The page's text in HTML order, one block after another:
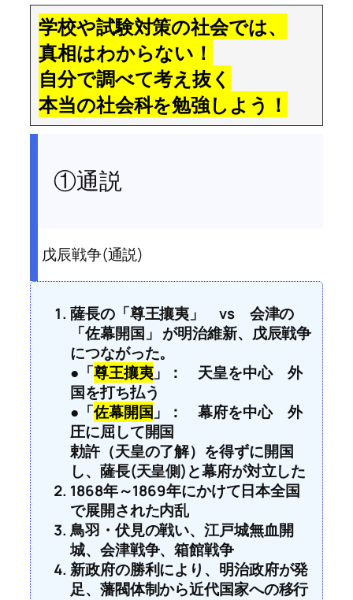
学校や試験対策の社会では、
真相はわからない！
自分で調べて考え抜く
本当の社会科を勉強しよう！
①通説
戊辰戦争(通説)
薩長の「尊王攘夷」 vs 会津の
「佐幕開国」 が明治維新、戊辰戦争
につながった。
●「尊王攘夷」： 天皇を中心 外
国を打ち払う
●「佐幕開国 」： 幕府を中心 外
圧に屈して開国
勅許（天皇の了解）を得ずに開国
し、薩長(天皇側)と幕府が対立した
1868年～1869年にかけて日本全国
で展開された内乱
鳥羽・伏見の戦い、江戸城無血開
城、会津戦争、箱館戦争
新政府の勝利により、明治政府が発
足、藩閥体制から近代国家への移行